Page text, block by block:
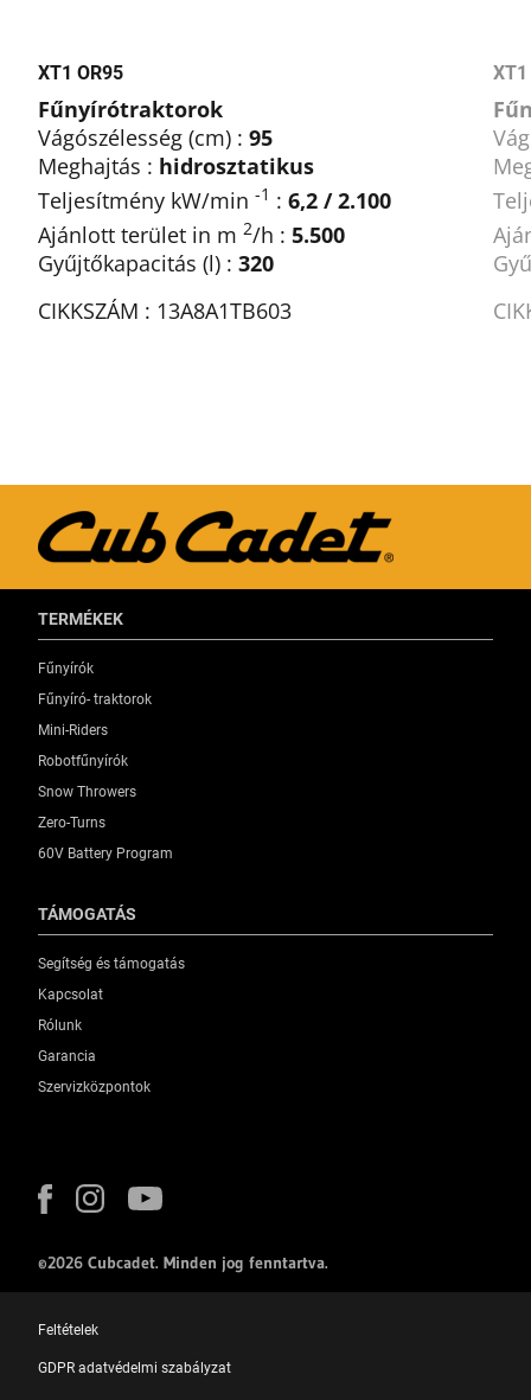
XT1 OR95
Fűnyírótraktorok
Vágószélesség (cm) : 95
Meghajtás : hidrosztatikus
Teljesítmény kW/min -1 : 6,2 / 2.100
Ajánlott terület in m 2/h : 5.500
Gyűjtőkapacitás (l) : 320
CIKKSZÁM : 13A8A1TB603
XT1
TERMÉKEK
Fűnyírók
Fűnyíró- traktorok
Mini-Riders
Robotfűnyírók
Snow Throwers
Zero-Turns
60V Battery Program
TÁMOGATÁS
Segítség és támogatás
Kapcsolat
Rólunk
Garancia
Szervizközpontok
©2026 Cubcadet. Minden jog fenntartva.
Feltételek
GDPR adatvédelmi szabályzat